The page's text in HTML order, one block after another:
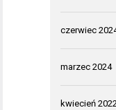
czerwiec
marzec 2024
kwiecień